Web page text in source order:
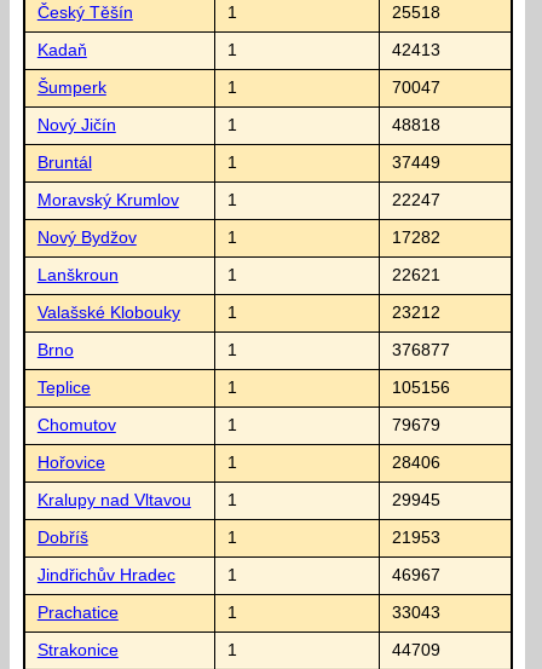
Český Těšín 1 25518
Kadaň 1 42413
Šumperk 1 70047
Nový Jičín 1 48818
Bruntál 1 37449
Moravský Krumlov 1 22247
Nový Bydžov 1 17282
Lanškroun 1 22621
Valašské Klobouky 1 23212
Brno 1 376877
Teplice 1 105156
Chomutov 1 79679
Hořovice 1 28406
Kralupy nad Vltavou 1 29945
Dobříš 1 21953
Jindřichův Hradec 1 46967
Prachatice 1 33043
Strakonice 1 44709